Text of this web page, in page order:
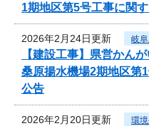
1期地区第5号工事に関
2026年2月24日更新 岐
【建設工事】県営かん
桑原揚水機場2期地区第
公告
2026年2月20日更新 環